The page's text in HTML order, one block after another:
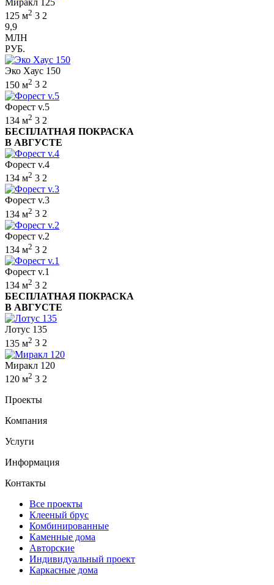
Миракл 125
125 м2 3 2
9,9
МЛН
РУБ.
Эко Хаус 150
150 м2 3 2
Форест v.5
134 м2 3 2
БЕСПЛАТНАЯ ПОКРАСКА
В АВГУСТЕ
Форест v.4
134 м2 3 2
Форест v.3
134 м2 3 2
Форест v.2
134 м2 3 2
Форест v.1
134 м2 3 2
БЕСПЛАТНАЯ ПОКРАСКА
В АВГУСТЕ
Лотус 135
135 м2 3 2
Миракл 120
120 м2 3 2
Проекты
Компания
Услуги
Информация
Контакты
Все проекты
Клееный брус
Комбинированные
Каменные дома
Авторские
Индивидуальный проект
Каркасные дома